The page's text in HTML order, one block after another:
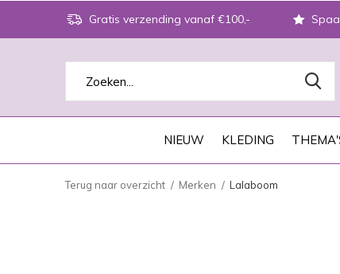
NIEUW KLEDING
Gratis verzending vanaf €100,-
Terug naar overzicht Merken Lalaboom